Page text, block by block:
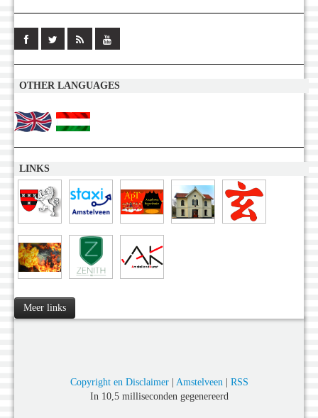
OTHER LANGUAGES
LINKS
Meer links
Copyright en Disclaimer| Amstelveen| RSS
In 10,5 milliseconden gegenereerd